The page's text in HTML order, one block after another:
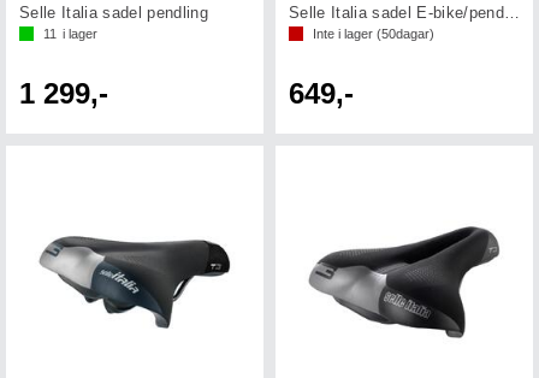
Selle Italia sadel pendling
11 i lager
1 299,-
Inte i lager (50dagar)
649,-